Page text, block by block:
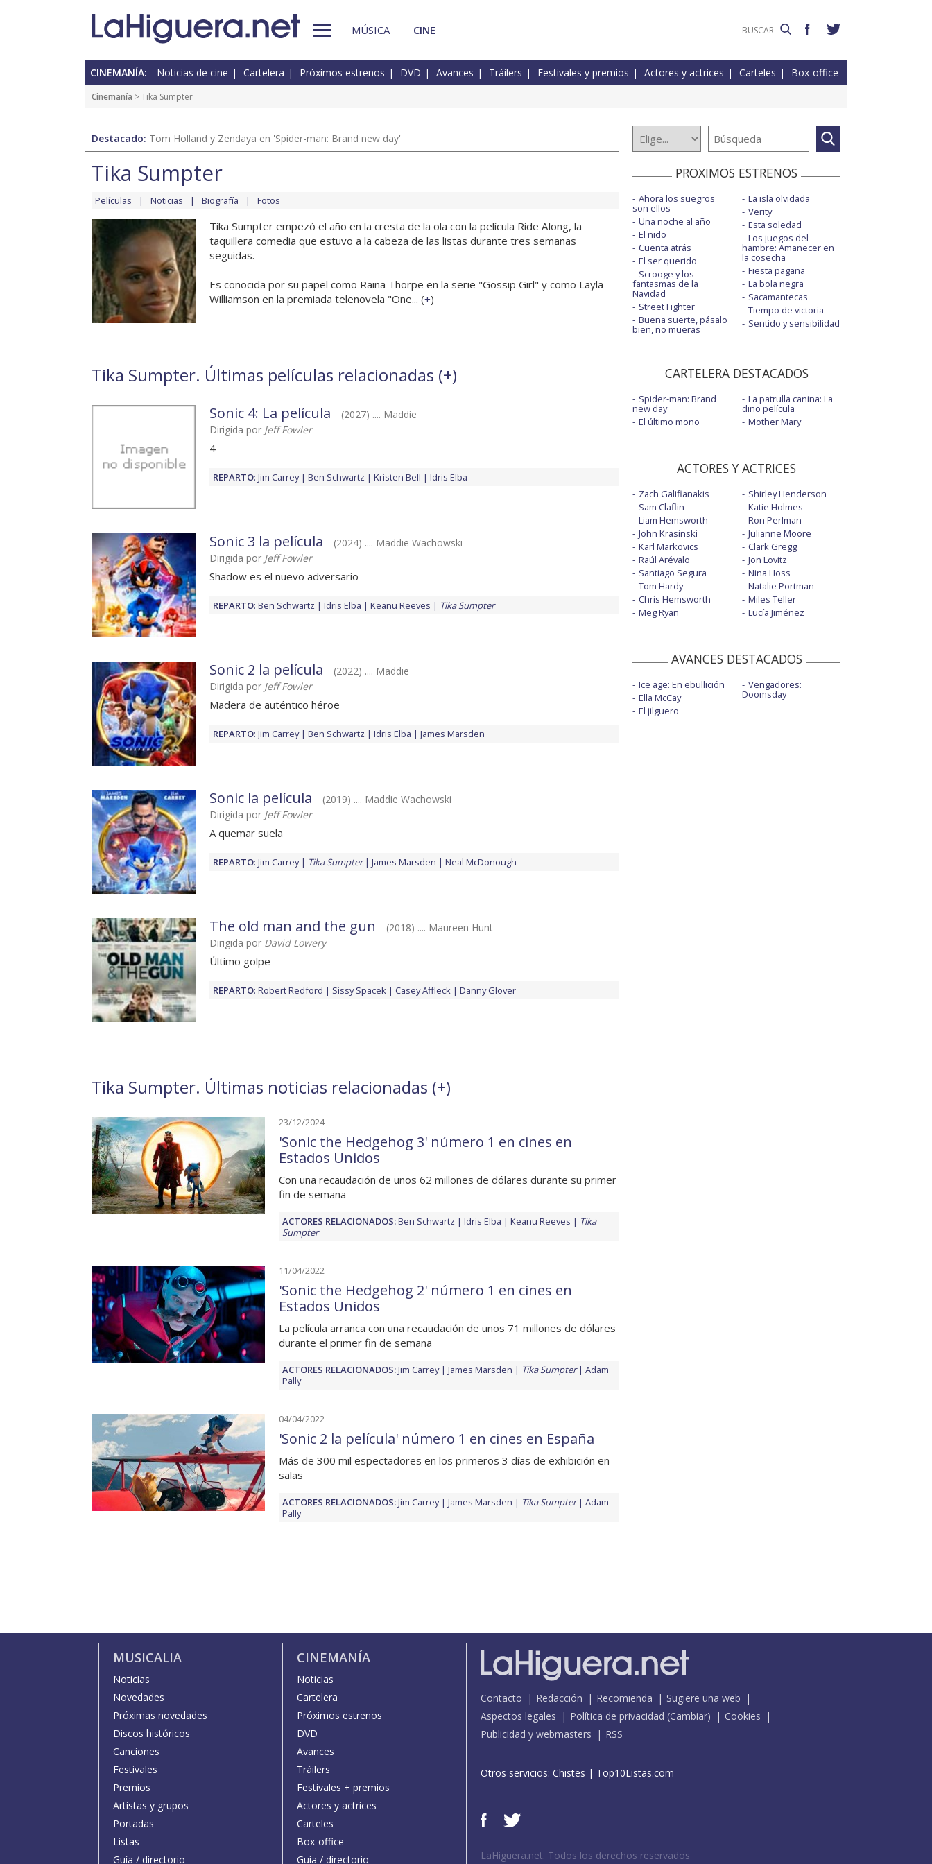
MÚSICA CINE
CINEMANÍA: Noticias de cine Cartelera Próximos estrenos DVD Avances Tráilers Festivales y premios Actores y actrices Carteles Box-office
Cinemanía > Tika Sumpter
Destacado: Tom Holland y Zendaya en 'Spider-man: Brand new day'
Tika Sumpter
Películas Noticias Biografía Fotos
Tika Sumpter empezó el año en la cresta de la ola con la película Ride Along, la
taquillera comedia que estuvo a la cabeza de las listas durante tres semanas
seguidas.
Es conocida por su papel como Raina Thorpe en la serie "Gossip Girl" y como Layla
Williamson en la premiada telenovela "One... (+)
Tika Sumpter. Últimas películas relacionadas (+)
Sonic 4: La película
(2027) .... Maddie
Dirigida por Jeff Fowler
4
REPARTO: Jim Carrey Ben Schwartz Kristen Bell Idris Elba
Sonic 3 la película
(2024) .... Maddie Wachowski
Dirigida por Jeff Fowler
Shadow es el nuevo adversario
REPARTO: Ben Schwartz Idris Elba Keanu Reeves Tika Sumpter
Sonic 2 la película
(2022) .... Maddie
Dirigida por Jeff Fowler
Madera de auténtico héroe
REPARTO: Jim Carrey Ben Schwartz Idris Elba James Marsden
Sonic la película
(2019) .... Maddie Wachowski
Dirigida por Jeff Fowler
A quemar suela
REPARTO: Jim Carrey Tika Sumpter James Marsden Neal McDonough
The old man and the gun
(2018) .... Maureen Hunt
Dirigida por David Lowery
Último golpe
REPARTO: Robert Redford Sissy Spacek Casey Affleck Danny Glover
Tika Sumpter. Últimas noticias relacionadas (+)
23/12/2024
'Sonic the Hedgehog 3' número 1 en cines en
Estados Unidos
Con una recaudación de unos 62 millones de dólares durante su primer
fin de semana
ACTORES RELACIONADOS:Ben Schwartz Idris Elba Keanu Reeves
Tika
Sumpter
11/04/2022
'Sonic the Hedgehog 2' número 1 en cines en
Estados Unidos
La película arranca con una recaudación de unos 71 millones de dólares
durante el primer fin de semana
ACTORES RELACIONADOS:Jim Carrey James Marsden Tika Sumpter
Adam
Pally
04/04/2022
'Sonic 2 la película' número 1 en cines en España
Más de 300 mil espectadores en los primeros 3 días de exhibición en
salas
ACTORES RELACIONADOS:Jim Carrey James Marsden Tika Sumpter
Adam
Pally
PROXIMOS ESTRENOS
Ahora los suegros
son ellos
Una noche al año
El nido
Cuenta atrás
El ser querido
Scrooge y los
fantasmas de la
Navidad
Street Fighter
Buena suerte, pásalo
bien, no mueras
La isla olvidada
Verity
Esta soledad
Los juegos del
hambre: Amanecer en
la cosecha
Fiesta pagäna
La bola negra
Sacamantecas
Tiempo de victoria
Sentido y sensibilidad
CARTELERA DESTACADOS
Spider-man: Brand
new day
El último mono
La patrulla canina: La
dino película
Mother Mary
ACTORES Y ACTRICES
Zach Galifianakis
Sam Claflin
Liam Hemsworth
John Krasinski
Karl Markovics
Raúl Arévalo
Santiago Segura
Tom Hardy
Chris Hemsworth
Meg Ryan
Shirley Henderson
Katie Holmes
Ron Perlman
Julianne Moore
Clark Gregg
Jon Lovitz
Nina Hoss
Natalie Portman
Miles Teller
Lucía Jiménez
AVANCES DESTACADOS
Ice age: En ebullición
Ella McCay
El jilguero
Vengadores:
Doomsday
MUSICALIA
Noticias
Novedades
Próximas novedades
Discos históricos
Canciones
Festivales
Premios
Artistas y grupos
Portadas
Listas
Guía / directorio
CINEMANÍA
Noticias
Cartelera
Próximos estrenos
DVD
Avances
Tráilers
Festivales + premios
Actores y actrices
Carteles
Box-office
Guía / directorio
Contacto Redacción Recomienda
Sugiere una web
Aspectos legales
Política de privacidad (Cambiar)
Cookies
Publicidad y webmasters
RSS
Otros servicios: Chistes | Top10Listas.com
LaHiguera.net. Todos los derechos reservados